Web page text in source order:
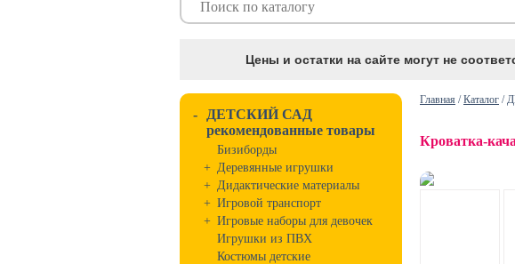
Цены и остатки на сайте могут не
-
ДЕТСКИЙ САД
рекомендованные товары
Бизиборды
+ Деревянные игрушки
+ Дидактические материалы
+ Игровой транспорт
+ Игровые наборы для девочек
Игрушки из ПВХ
Костюмы детские
Главная /Каталог /
Кроватка-